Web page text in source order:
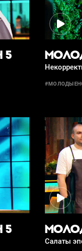
5
5
Салаты